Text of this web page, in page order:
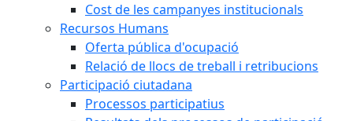
Cost de les campanyes institucionals
Recursos Humans
Oferta pública d'ocupació
Relació de llocs de treball i retribucions
Participació ciutadana
Processos participatius